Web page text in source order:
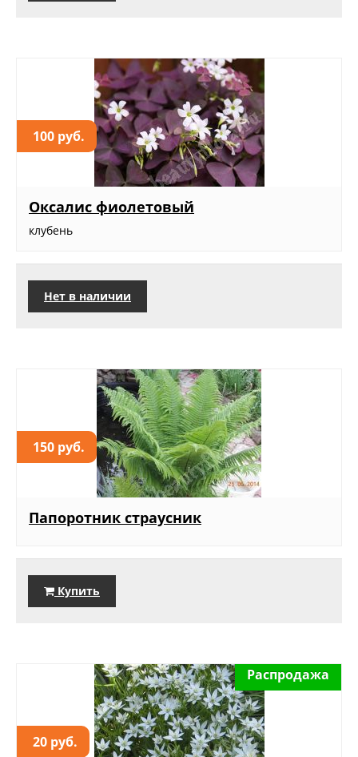
100 руб.
Оксалис фиолетовый
клубень
Нет в наличии
150 руб.
Папоротник страусник
Купить
20 руб.
Распродажа